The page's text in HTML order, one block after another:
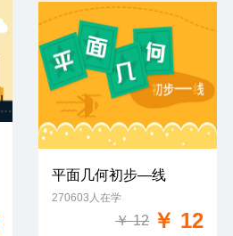
免费试学
平面几何初步—线
270603人在学
￥ 12 ￥ 12